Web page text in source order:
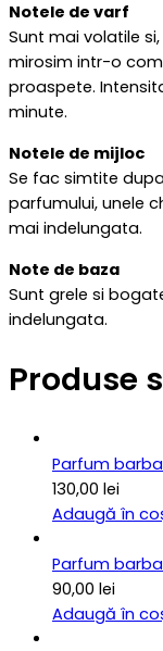
Notele de varf
Sunt mai volatile
mirosim intr-o
proaspete.
minute.
Notele de mijloc
Se fac simtite
parfumului, unele
mai indelungata.
Note de baza
Sunt grele si
indelungata.
Produse
Parfum
130,00 lei
Adaugă în
Parfum
90,00 lei
Adaugă în